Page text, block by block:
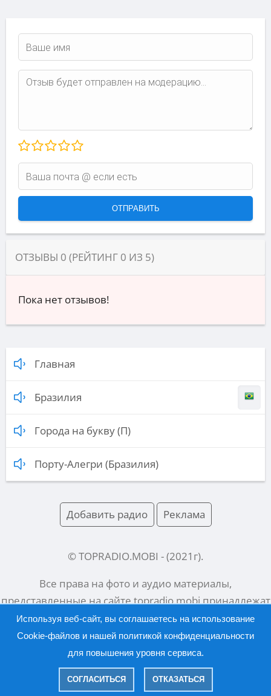
ОТЗЫВЫ 0 (РЕЙТИНГ 0 ИЗ 5)
Пока нет отзывов!
Главная
Бразилия
Города на букву (П)
Порту-Алегри (Бразилия)
Добавить радио Реклама
© TOPRADIO.MOBI - (2021 г).
Все права на фото и аудио материалы,
представленные на сайтеtopradio.mobiпринадлежат
их законным владельцам.
Русский | English
Политика конфиденциальности|Правообладателям
Используя веб-сайт, вы соглашаетесь на использование
Cookie-файлов и нашей политикой конфиденциальности
для повышения уровня сервиса.
СОГЛАСИТЬСЯ ОТКАЗАТЬСЯ